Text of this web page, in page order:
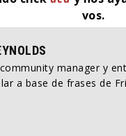
vos.
manager y
a base de frases de